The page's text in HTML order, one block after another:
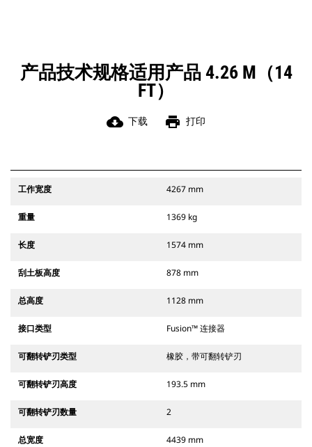
产品技术规格适用产品 4.26 M（14
FT）
cloud_download 下载 print 打印
工作宽度 4267 mm
重量 1369 kg
长度 1574 mm
刮土板高度 878 mm
总高度 1128 mm
接口类型 Fusion™ 连接器
可翻转铲刃类型 橡胶，带可翻转铲刃
可翻转铲刃高度 193.5 mm
可翻转铲刃数量 2
总宽度 4439 mm